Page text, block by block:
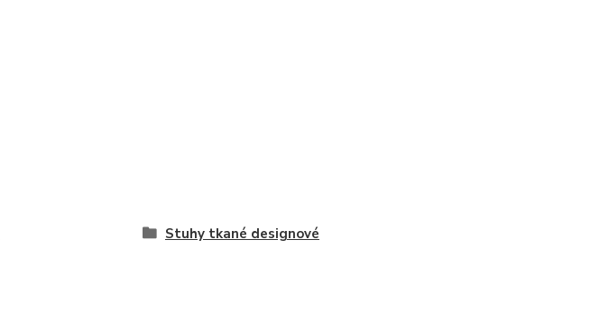
Stuhy tkané designové